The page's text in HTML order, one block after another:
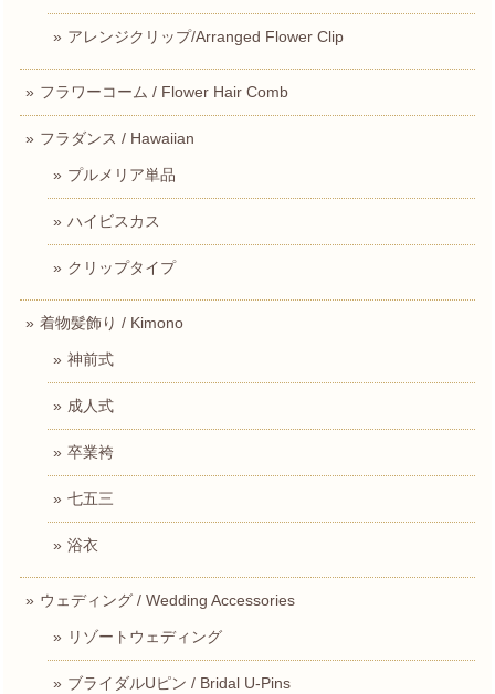
アレンジクリップ/Arranged Flower Clip
フラワーコーム / Flower Hair Comb
フラダンス / Hawaiian
プルメリア単品
ハイビスカス
クリップタイプ
着物髪飾り / Kimono
神前式
成人式
卒業袴
七五三
浴衣
ウェディング / Wedding Accessories
リゾートウェディング
ブライダルUピン / Bridal U-Pins